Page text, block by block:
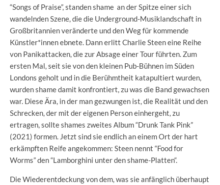
“Songs of Praise”, standen shame an der Spitze einer sich
wandelnden Szene, die die Underground-Musiklandschaft in
Großbritannien veränderte und den Weg für kommende
Künstler*innen ebnete. Dann erlitt Charlie Steen eine Reihe
von Panikattacken, die zur Absage einer Tour führten. Zum
ersten Mal, seit sie von den kleinen Pub-Bühnen im Süden
Londons geholt und in die Berühmtheit katapultiert wurden,
wurden shame damit konfrontiert, zu was die Band gewachsen
war. Diese Ära, in der man gezwungen ist, die Realität und den
Schrecken, der mit der eigenen Person einhergeht, zu
ertragen, sollte shames zweites Album “Drunk Tank Pink”
(2021) formen. Jetzt sind sie endlich an einem Ort der hart
erkämpften Reife angekommen: Steen nennt “Food for
Worms” den “Lamborghini unter den shame-Platten“.
Die Wiederentdeckung von dem, was sie anfänglich überhaupt